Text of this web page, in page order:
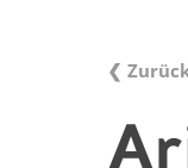
❮